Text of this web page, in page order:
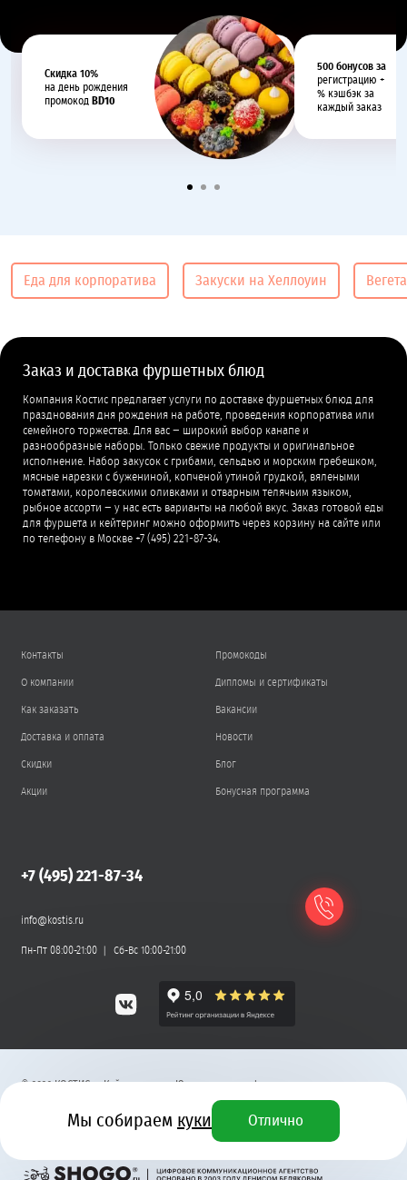
Cкидка 10%
на день рождения
промокод BD10
500 бонусов за
регистрацию +
% кэшбэк за
каждый заказ
Еда для корпоратива Закуски на Хеллоуин
Заказ и доставка фуршетных блюд
Компания Костис предлагает услуги по доставке фуршетных блюд для
празднования дня рождения на работе, проведения корпоратива или
семейного торжества. Для вас − широкий выбор канапе и
разнообразные наборы. Только свежие продукты и оригинальное
исполнение. Набор закусок с грибами, сельдью и морским гребешком,
мясные нарезки с бужениной, копченой утиной грудкой, вялеными
томатами, королевскими оливками и отварным телячьим языком,
рыбное ассорти − у нас есть варианты на любой вкус. Заказ готовой еды
для фуршета и кейтеринг можно оформить через корзину на сайте или
по телефону в Москве +7 (495) 221-87-34.
Контакты
О компании
Как заказать
Доставка и оплата
Скидки
Акции
Промокоды
Дипломы и сертификаты
Вакансии
Новости
Блог
Бонусная программа
+7 (495) 221-87-34
info@kostis.ru
Пн-Пт 08:00-21:00 Сб-Вс 10:00-21:00
©2026 КОСТИС — Кейтеринг. Юридическая информация
Мы собираем куки Отлично